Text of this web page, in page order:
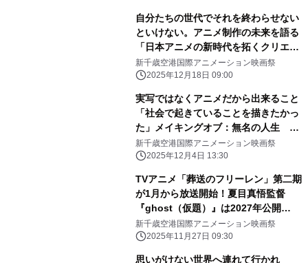
自分たちの世代でそれを終わらせない
といけない。アニメ制作の未来を語る
「日本アニメの新時代を拓くクリエイ
ターたち」開催レポート｜第12回 新
千歳空港国際アニメーション映画祭
新千歳空港国際アニメーション映画祭
2025年12月18日 09:00
実写ではなくアニメだから出来ること
「社会で起きていることを描きたかっ
た」メイキングオブ：無名の人生 開
催レポート｜第12回 新千歳空港国際
アニメーション映画祭
新千歳空港国際アニメーション映画祭
2025年12月4日 13:30
TVアニメ「葬送のフリーレン」第二期
が1月から放送開始！夏目真悟監督
『ghost（仮題）』は2027年公開
へ！：開催レポート｜第12回新千歳空
港国際アニメーション映画祭
新千歳空港国際アニメーション映画祭
2025年11月27日 09:30
思いがけない世界へ連れて行かれ